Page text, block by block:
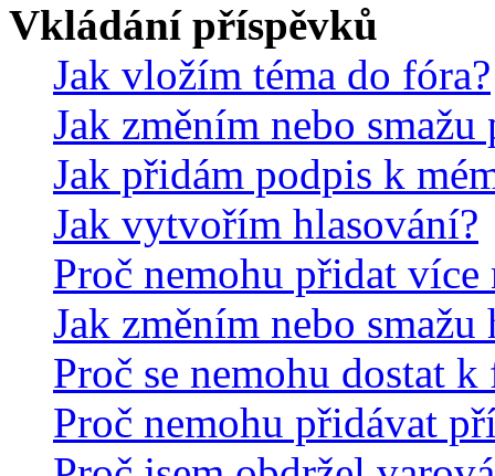
Vkládání příspěvků
Jak vložím téma do fóra?
Jak změním nebo smažu
Jak přidám podpis k
Jak vytvořím hlasování?
Proč nemohu přidat
Jak změním nebo smažu
Proč se nemohu dostat k
Proč nemohu přidávat